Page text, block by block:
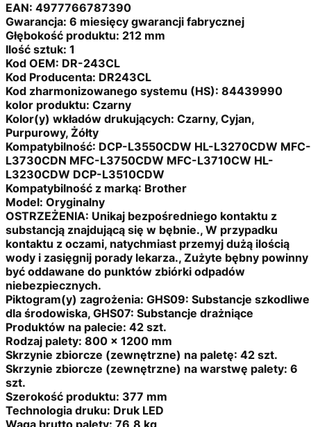
EAN: 4977766787390
Gwarancja: 6 miesięcy gwarancji fabrycznej
Głębokość produktu: 212 mm
Ilość sztuk: 1
Kod OEM: DR-243CL
Kod Producenta: DR243CL
Kod zharmonizowanego systemu (HS): 84439990
kolor produktu: Czarny
Kolor(y) wkładów drukujących: Czarny, Cyjan,
Purpurowy, Żółty
Kompatybilność: DCP-L3550CDW HL-L3270CDW MFC-
L3730CDN MFC-L3750CDW MFC-L3710CW HL-
L3230CDW DCP-L3510CDW
Kompatybilność z marką: Brother
Model: Oryginalny
OSTRZEŻENIA: Unikaj bezpośredniego kontaktu z
substancją znajdującą się w bębnie., W przypadku
kontaktu z oczami, natychmiast przemyj dużą ilością
wody i zasięgnij porady lekarza., Zużyte bębny powinny
być oddawane do punktów zbiórki odpadów
niebezpiecznych.
Piktogram(y) zagrożenia: GHS09: Substancje szkodliwe
dla środowiska, GHS07: Substancje drażniące
Produktów na palecie: 42 szt.
Rodzaj palety: 800 x 1200 mm
Skrzynie zbiorcze (zewnętrzne) na paletę: 42 szt.
Skrzynie zbiorcze (zewnętrzne) na warstwę palety: 6
szt.
Szerokość produktu: 377 mm
Technologia druku: Druk LED
Waga brutto palety: 76,8 kg